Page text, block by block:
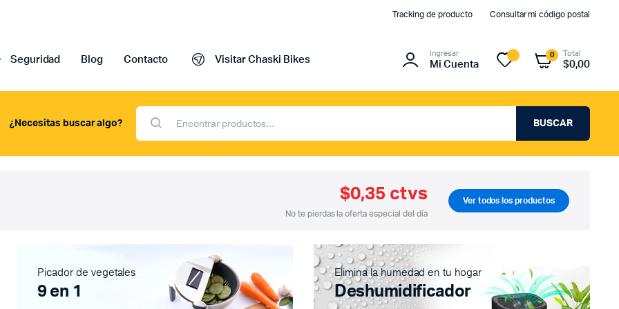
Tracking de producto Consultar mi código postal
Editar datos de facturación y de envío
Conocer el estado de mi pedido
Contraseña perdida
Seguridad Blog Contacto Visitar Chaski Bikes
Ingresar
Mi Cuenta
0 Total
$0,00
¿Necesitas buscar algo? BUSCAR
$0,35 ctvs
No te pierdas la oferta especial del día
Ver todos los productos
Picador de vegetales
9 en 1
Elimina la humedad en tu hogar
Deshumidificador